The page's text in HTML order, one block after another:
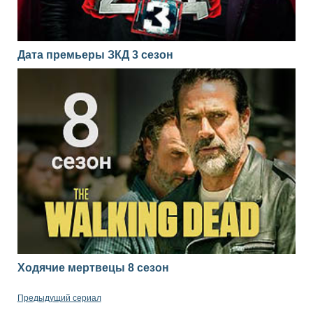
Дата премьеры ЗКД 3 сезон
Ходячие мертвецы 8 сезон
Предыдущий сериал